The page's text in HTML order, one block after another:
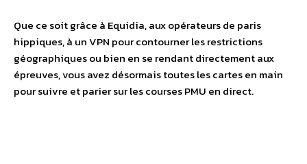
Que ce soit grâce à Equidia, aux opérateurs de paris
hippiques, à un VPN pour contourner les restrictions
géographiques ou bien en se rendant directement aux
épreuves, vous avez désormais toutes les cartes en main
pour suivre et parier sur les courses PMU en direct.